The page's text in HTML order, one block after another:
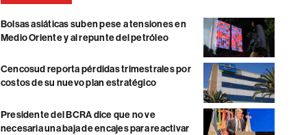
Bolsas asiáticas suben pese a tensiones en
Medio Oriente y al repunte del petróleo
Cencosud reporta pérdidas trimestrales por
costos de su nuevo plan estratégico
Presidente del BCRA dice que no ve
necesaria una baja de encajes para reactivar